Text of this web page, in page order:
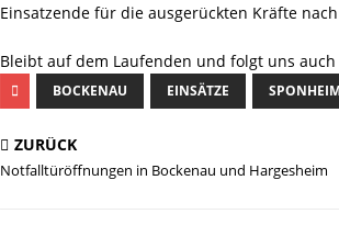
Einsatzende für die ausgerückten Kräfte
Bleibt auf dem Laufenden und folgt uns
BOCKENAU EINSÄTZE
ZURÜCK
Notfalltüröffnungen in Bockenau und Hargesheim